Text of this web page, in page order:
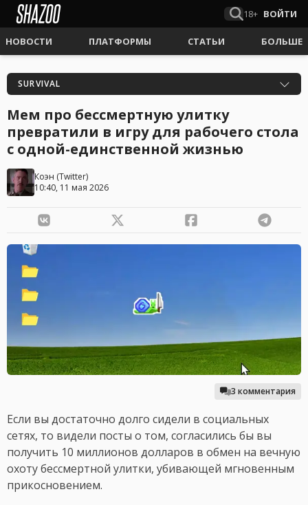
18+ ВОЙТИ
НОВОСТИ ПЛАТФОРМЫ СТАТЬИ БОЛЬШЕ
SURVIVAL
Мем про бессмертную улитку
превратили в игру для рабочего стола
с одной-единственной жизнью
Коэн (Twitter)
10:40, 11 мая 2026
3 комментария
Если вы достаточно долго сидели в социальных
сетях, то видели посты о том, согласились бы вы
получить 10 миллионов долларов в обмен на вечную
охоту бессмертной улитки, убивающей мгновенным
прикосновением.